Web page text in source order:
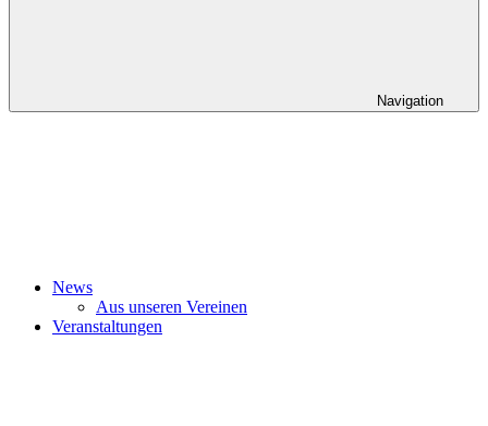
Navigation
News
Aus unseren Vereinen
Veranstaltungen